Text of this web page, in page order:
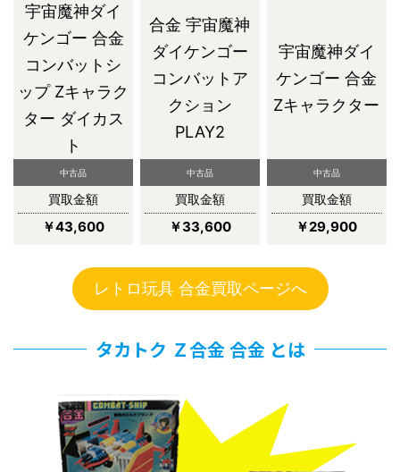
宇宙魔神ダイ
ケンゴー 合金
コンバットシ
ップ Zキャラク
ター ダイカス
ト
中古品
買取金額
￥43,600
合金 宇宙魔神
ダイケンゴー
コンバットア
クション
PLAY2
中古品
買取金額
￥33,600
宇宙魔神ダイ
ケンゴー 合金
Zキャラクター
中古品
買取金額
￥29,900
レトロ玩具 合金買取ページへ
タカトク Ｚ合金 合金 とは